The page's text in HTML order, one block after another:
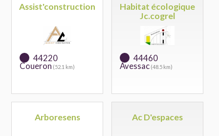
Assist'construction
44220
Coueron (52.1 km)
Habitat écologique
Jc.cogrel
44460
Avessac (48.5 km)
Arboresens Ac D'espaces